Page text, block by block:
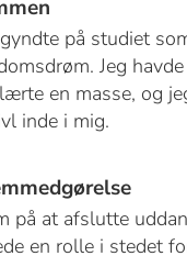
på studiet
Jeg
en masse, og
inde i mig.
på at afslutte
en rolle i stedet